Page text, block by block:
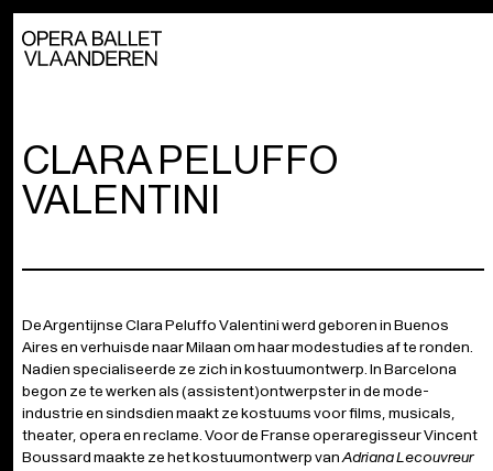
CLARA PELUFFO
VALENTINI
De Argentijnse Clara Peluffo Valentini werd geboren in Buenos
Aires en verhuisde naar Milaan om haar modestudies af te ronden.
Nadien specialiseerde ze zich in kostuumontwerp. In Barcelona
begon ze te werken als (assistent)ontwerpster in de mode-
industrie en sindsdien maakt ze kostuums voor films, musicals,
theater, opera en reclame. Voor de Franse operaregisseur Vincent
Boussard maakte ze het kostuumontwerp vanAdriana Lecouvreur